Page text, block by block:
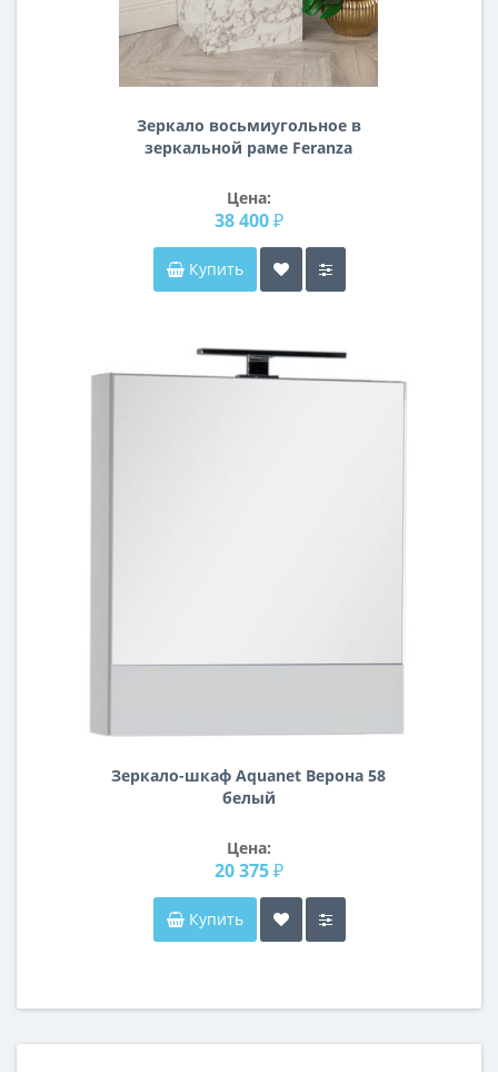
Зеркало восьмиугольное в
зеркальной раме Feranza
Цена:
38 400 ₽
Купить
Зеркало-шкаф Aquanet Верона 58
белый
Цена:
20 375 ₽
Купить